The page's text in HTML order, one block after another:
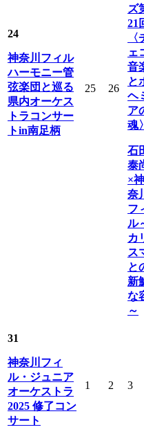
24
神奈川フィル
ハーモニー管
弦楽団と巡る
県内オーケス
トラコンサー
トin南足柄
25 26
ズ
21
〈
ェ
音
と
ヘ
ア
魂〉
石
泰
×神
奈川
フ
ル
カ
ス
と
新
な
～
31
神奈川フィ
ル・ジュニア
オーケストラ
2025 修了コン
サート
1 2 3